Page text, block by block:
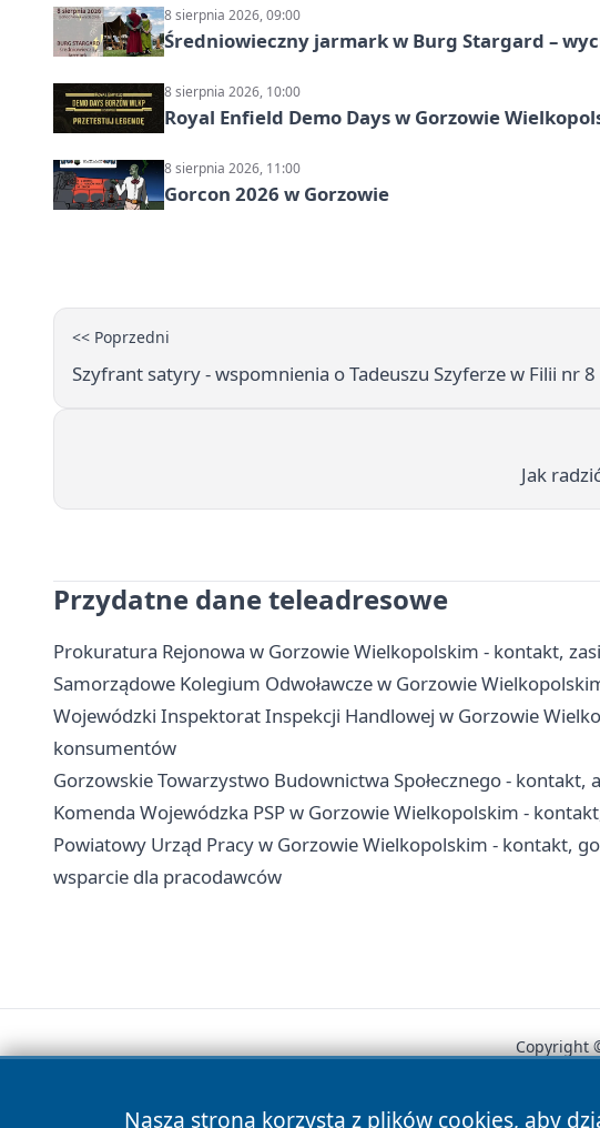
8 sierpnia 2026, 09:00
Średniowieczny jarmark w Burg Stargard –
8 sierpnia 2026, 10:00
Royal Enfield Demo Days w Gorzowie
8 sierpnia 2026, 11:00
Gorcon 2026 w Gorzowie
<< Poprzedni
Szyfrant satyry - wspomnienia o Tadeuszu Szyferze w Filii nr 8
Jak
Przydatne dane teleadresowe
Prokuratura Rejonowa w Gorzowie Wielkopolskim - kontakt,
Samorządowe Kolegium Odwoławcze w Gorzowie
Wojewódzki Inspektorat Inspekcji Handlowej w Gorzowie
konsumentów
Gorzowskie Towarzystwo Budownictwa Społecznego - kontakt,
Komenda Wojewódzka PSP w Gorzowie Wielkopolskim -
Powiatowy Urząd Pracy w Gorzowie Wielkopolskim - kontakt,
wsparcie dla pracodawców
Nasza strona korzysta z plików cookies, aby
Copyright